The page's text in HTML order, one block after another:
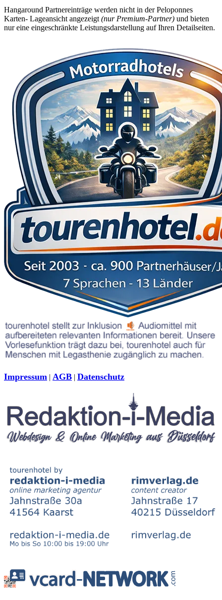
Hangaround Partnereinträge werden nicht in der Peloponnes
Karten- Lageansicht angezeigt (nur Premium-Partner) und bieten
nur eine eingeschränkte Leistungsdarstellung auf Ihren Detailseiten.
Impressum | AGB | Datenschutz